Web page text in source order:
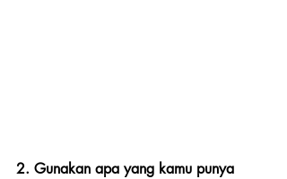
2. Gunakan apa yang kamu punya